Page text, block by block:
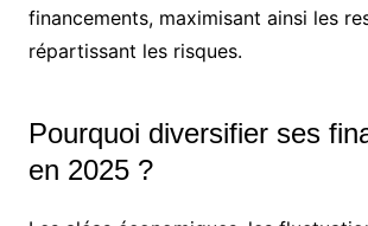
financements, maximisant ainsi les
répartissant les risques.
Pourquoi diversifier ses
en 2025 ?